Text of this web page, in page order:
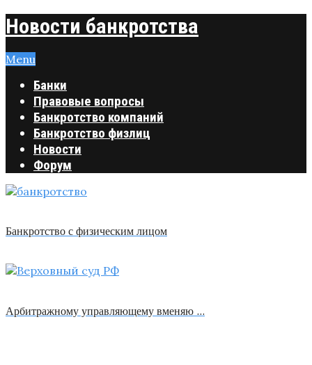
Новости банкротства
Menu
Банки
Правовые вопросы
Банкротство компаний
Банкротство физлиц
Новости
Форум
Банкротство с физическим лицом
Арбитражному управляющему вменяю …